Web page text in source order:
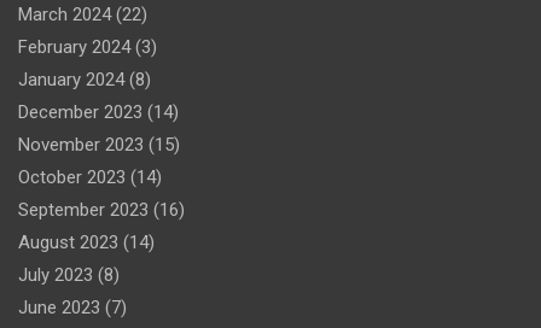
March 2024(22)
February 2024(3)
January 2024(8)
December 2023 (14)
November 2023 (15)
October 2023 (14)
September 2023 (16)
August 2023 (14)
July 2023 (8)
June 2023 (7)